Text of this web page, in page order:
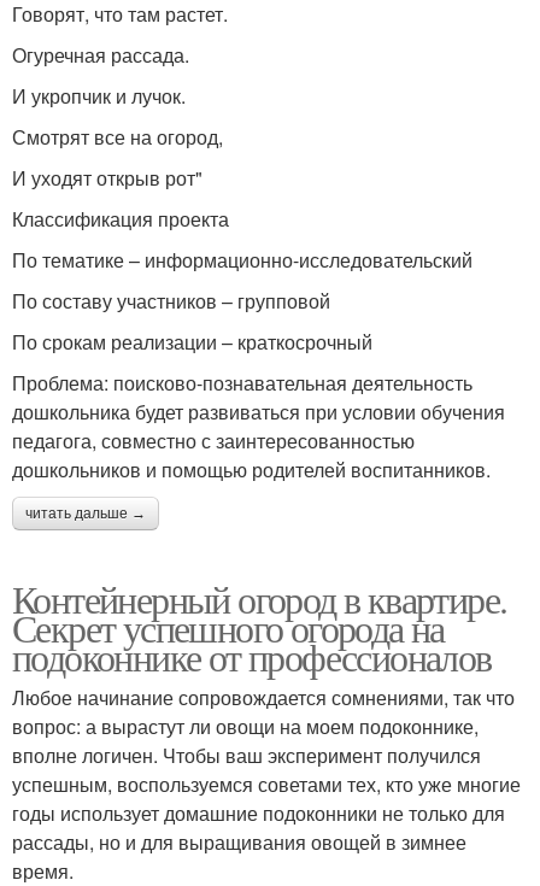
Говорят, что там растет.
Огуречная рассада.
И укропчик и лучок.
Смотрят все на огород,
И уходят открыв рот"
Классификация проекта
По тематике – информационно-исследовательский
По составу участников – групповой
По срокам реализации – краткосрочный
Проблема: поисково-познавательная деятельность
дошкольника будет развиваться при условии обучения
педагога, совместно с заинтересованностью
дошкольников и помощью родителей воспитанников.
читать дальше →
Контейнерный огород в квартире.
Секрет успешного огорода на
подоконнике от профессионалов
Любое начинание сопровождается сомнениями, так что
вопрос: а вырастут ли овощи на моем подоконнике,
вполне логичен. Чтобы ваш эксперимент получился
успешным, воспользуемся советами тех, кто уже многие
годы использует домашние подоконники не только для
рассады, но и для выращивания овощей в зимнее
время.